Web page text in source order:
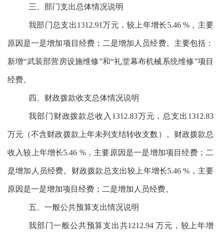
三、部门支出总体情况说明
我部门总支出1312.91万元，较上年增长5.46 %，主要
原因是一是增加项目经费；二是增加人员经费。主要包括：
新增“武装部营房设施维修”和“礼堂幕布机械系统维修”项目
经费。
四、财政拨款收支总体情况说明
我部门财政拨款总收入1312.83万元，总支出1312.83
万元（不含财政拨款上年未列支结转收支数）。财政拨款总
收入较上年增长5.46 %，主要原因是一是增加项目经费；二
是增加人员经费。财政拨款总支出较上年增长5.46 %，主要
原因是一是增加项目经费；二是增加人员经费。
五、一般公共预算支出情况说明
我部门一般公共预算支出共1212.94 万元，较上年增